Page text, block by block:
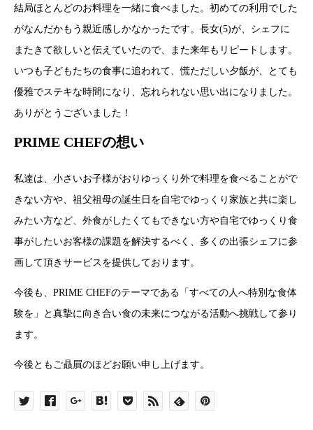
結局ほとんどのお料理を一緒に食べました。初めての利用でした
がなんだかもう親近感しかなかったです。長女(5)が、シェフに
またきて欲しいと伝えていたので、また来年もリピートします。
いつも子どもたちの食事に追われて、慌ただしい夕飯が、とても
優雅でステキな時間になり、忘れられない思い出になりました。
ありがとうございました！
PRIME CHEFの想い
私達は、小さいお子様がおりゆっくり外で料理を食べることがで
きない方や、祖父祖母の誕生日を自宅でゆっくり家族と共に楽し
みたい方など、外食がしたくてもできない方や自宅でゆっくり食
事がしたいお客様の課題を解決するべく、多くの出張シェフに参
画して頂きサービスを提供しております。
今後も、PRIME CHEFのテーマである「すべての人へ特別な食体
験を」と真摯に向き合い食の未来につながる活動へ挑戦して参り
ます。
今後ともご贔屓のほどお願い申し上げます。